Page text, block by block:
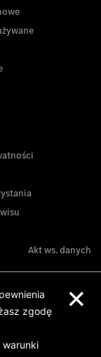
Akt ws. danych
zgodę
warunki
×